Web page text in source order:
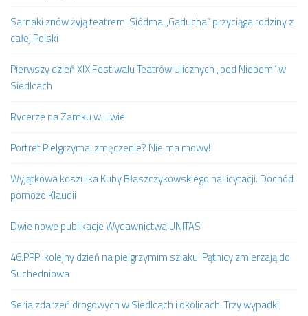
Sarnaki znów żyją teatrem. Siódma „Gaducha” przyciąga rodziny z
całej Polski
Pierwszy dzień XIX Festiwalu Teatrów Ulicznych „pod Niebem” w
Siedlcach
Rycerze na Zamku w Liwie
Portret Pielgrzyma: zmęczenie? Nie ma mowy!
Wyjątkowa koszulka Kuby Błaszczykowskiego na licytacji. Dochód
pomoże Klaudii
Dwie nowe publikacje Wydawnictwa UNITAS
46.PPP: kolejny dzień na pielgrzymim szlaku. Pątnicy zmierzają do
Suchedniowa
Seria zdarzeń drogowych w Siedlcach i okolicach. Trzy wypadki